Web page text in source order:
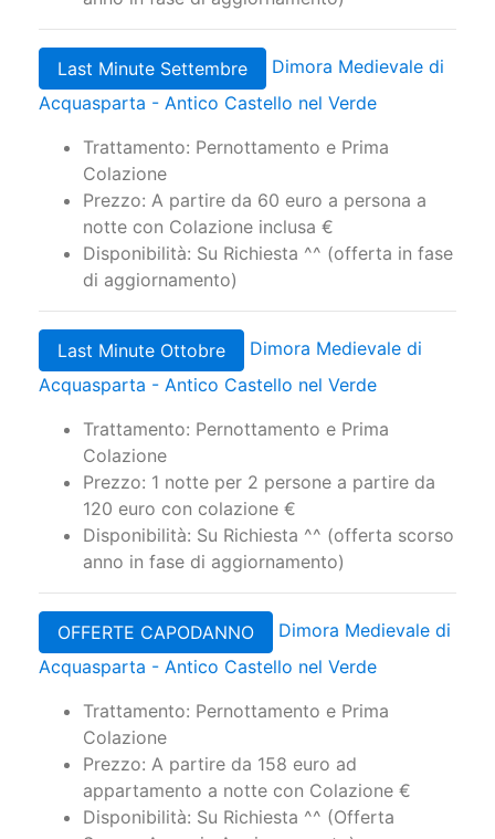
Disponibilità: Su Richiesta ^^ (Offerta scorso
anno in fase di aggiornamento)
Last Minute Settembre
Dimora Medievale di
Acquasparta - Antico Castello nel Verde
Trattamento: Pernottamento e Prima
Colazione
Prezzo: A partire da 60 euro a persona a
notte con Colazione inclusa €
Disponibilità: Su Richiesta ^^ (offerta in fase
di aggiornamento)
Last Minute Ottobre
Dimora Medievale di
Acquasparta - Antico Castello nel Verde
Trattamento: Pernottamento e Prima
Colazione
Prezzo: 1 notte per 2 persone a partire da
120 euro con colazione €
Disponibilità: Su Richiesta ^^ (offerta scorso
anno in fase di aggiornamento)
OFFERTE CAPODANNO
Dimora Medievale di
Acquasparta - Antico Castello nel Verde
Trattamento: Pernottamento e Prima
Colazione
Prezzo: A partire da 158 euro ad
appartamento a notte con Colazione €